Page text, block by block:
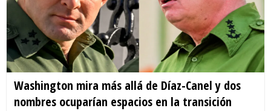
Washington mira más allá de Díaz-Canel y dos
nombres ocuparían espacios en la transición